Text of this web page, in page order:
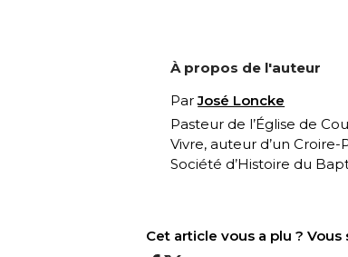
À propos de l'auteur
ParJosé Loncke
Pasteur de l’Église de
Vivre, auteur d’un Croire-
Société d’Histoire du
Cet article vous a plu ?